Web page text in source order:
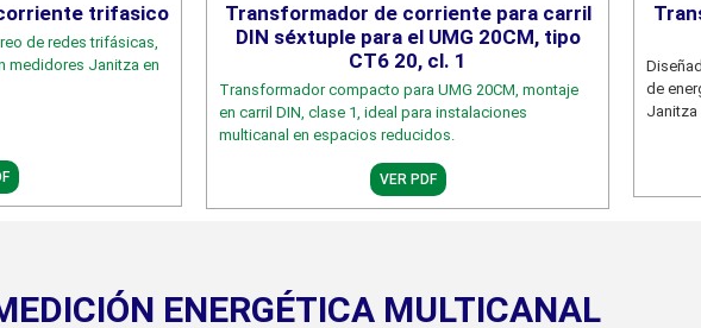
trifasico
de redes trifásicas,
medidores Janitza en
Transformador de corriente para carril
DIN séxtuple para el UMG 20CM, tipo
CT6 20, cl. 1
Transformador compacto para UMG 20CM, montaje
en carril DIN, clase 1, ideal para instalaciones
multicanal en espacios reducidos.
VER PDF
de
Janitza
ENERGÉTICA MULTICANAL